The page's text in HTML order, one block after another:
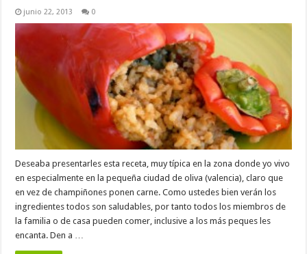
junio 22, 2013 0
Deseaba presentarles esta receta, muy típica en la zona donde yo vivo
en especialmente en la pequeña ciudad de oliva (valencia), claro que
en vez de champiñones ponen carne. Como ustedes bien verán los
ingredientes todos son saludables, por tanto todos los miembros de
la familia o de casa pueden comer, inclusive a los más peques les
encanta. Den a …